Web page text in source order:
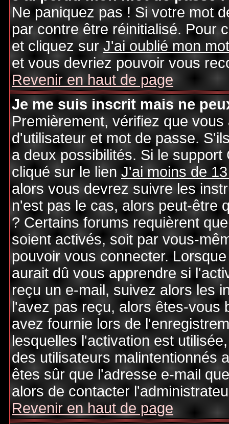
Ne paniquez pas ! Si votre mot
par contre être réinitialisé. Pour
et cliquez surJ'ai oublié mon
et vous devriez pouvoir vous
Revenir en haut de page
Je me suis inscrit mais ne
Premièrement, vérifiez que
d'utilisateur et mot de passe.
a deux possibilités. Si le
cliqué sur le lienJ'ai moins de
alors vous devrez suivre les
n'est pas le cas, alors peut-être
? Certains forums requièrent
soient activés, soit par vous-
pouvoir vous connecter.
aurait dû vous apprendre si
reçu un e-mail, suivez alors les
l'avez pas reçu, alors êtes-vous
avez fournie lors de
lesquelles l'activation est
des utilisateurs malintentionnés
êtes sûr que l'adresse e-mail
alors de contacter
Revenir en haut de page